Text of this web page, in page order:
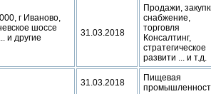
г Иваново,
шоссе
и другие
31.03.2018
Продажи,
снабжение,
торговля
Консалтинг,
стратегическое
развити ... и т.д.
31.03.2018
Пищевая